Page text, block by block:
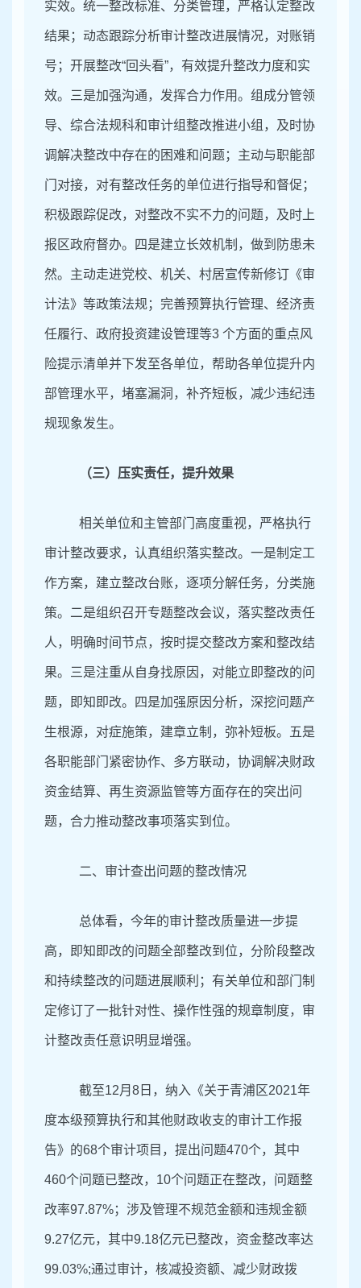
实效。统一整改标准、分类管理，严格认定整改
结果；动态跟踪分析审计整改进展情况，对账销
号；开展整改“回头看”，有效提升整改力度和实
效。三是加强沟通，发挥合力作用。组成分管领
导、综合法规科和审计组整改推进小组，及时协
调解决整改中存在的困难和问题；主动与职能部
门对接，对有整改任务的单位进行指导和督促；
积极跟踪促改，对整改不实不力的问题，及时上
报区政府督办。四是建立长效机制，做到防患未
然。主动走进党校、机关、村居宣传新修订《审
计法》等政策法规；完善预算执行管理、经济责
任履行、政府投资建设管理等3 个方面的重点风
险提示清单并下发至各单位，帮助各单位提升内
部管理水平，堵塞漏洞，补齐短板，减少违纪违
规现象发生。
（三）压实责任，提升效果
相关单位和主管部门高度重视，严格执行
审计整改要求，认真组织落实整改。一是制定工
作方案，建立整改台账，逐项分解任务，分类施
策。二是组织召开专题整改会议，落实整改责任
人，明确时间节点，按时提交整改方案和整改结
果。三是注重从自身找原因，对能立即整改的问
题，即知即改。四是加强原因分析，深挖问题产
生根源，对症施策，建章立制，弥补短板。五是
各职能部门紧密协作、多方联动，协调解决财政
资金结算、再生资源监管等方面存在的突出问
题，合力推动整改事项落实到位。
二、审计查出问题的整改情况
总体看，今年的审计整改质量进一步提
高，即知即改的问题全部整改到位，分阶段整改
和持续整改的问题进展顺利；有关单位和部门制
定修订了一批针对性、操作性强的规章制度，审
计整改责任意识明显增强。
截至12月8日，纳入《关于青浦区2021年
度本级预算执行和其他财政收支的审计工作报
告》的68个审计项目，提出问题470个，其中
460个问题已整改，10个问题正在整改，问题整
改率97.87%；涉及管理不规范金额和违规金额
9.27亿元，其中9.18亿元已整改，资金整改率达
99.03%;通过审计，核减投资额、减少财政拨